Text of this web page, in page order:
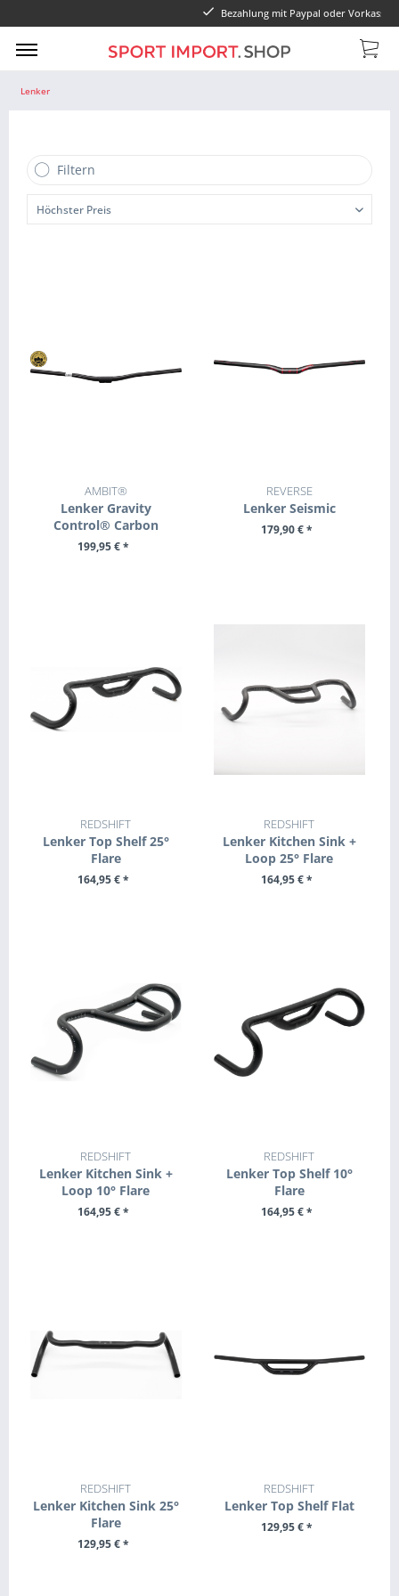
Bezahlung mit Paypal oder Vorkasse
Lenker
Filtern
AMBIT®
Lenker Gravity
Control® Carbon
199,95 € *
REVERSE
Lenker Seismic
179,90 € *
REDSHIFT
Lenker Top Shelf 25°
Flare
164,95 € *
REDSHIFT
Lenker Kitchen Sink +
Loop 25° Flare
164,95 € *
REDSHIFT
Lenker Kitchen Sink +
Loop 10° Flare
164,95 € *
REDSHIFT
Lenker Top Shelf 10°
Flare
164,95 € *
REDSHIFT
Lenker Kitchen Sink 25°
Flare
129,95 € *
REDSHIFT
Lenker Top Shelf Flat
129,95 € *